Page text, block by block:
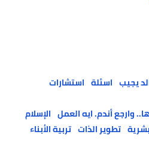
يجيب اسئلة استشارات
وارجع أندم. ايه العمل الإسلام
تطوير الذات تربية الأبناء